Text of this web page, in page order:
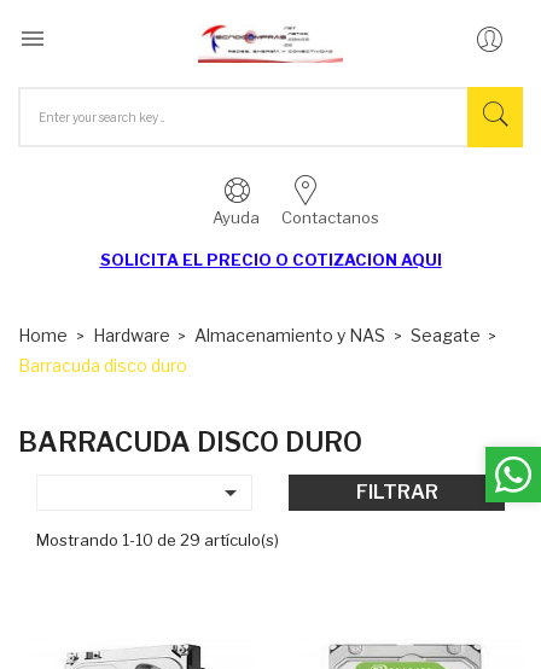

Ayuda Contactanos
SOLICITA EL PRECIO O COTIZACION AQUI
Home Hardware Almacenamiento y NAS
Seagate
Barracuda disco duro
BARRACUDA DISCO DURO
 FILTRAR
Mostrando 1-10 de 29 artículo(s)